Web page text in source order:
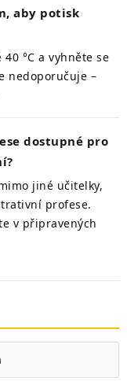
aby potisk
°C a vyhněte se
nedoporučuje –
dostupné pro
jiné učitelky,
profese.
v připravených